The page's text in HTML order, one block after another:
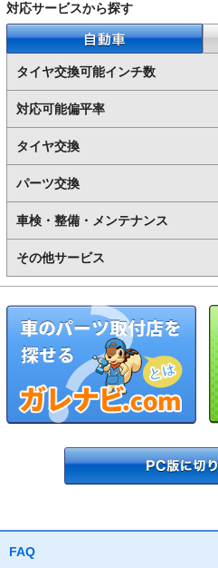
対応サービスから探す
自動車
タイヤ交換可能インチ数
対応可能偏平率
タイヤ交換
パーツ交換
車検・整備・メンテナンス
その他サービス
FAQ